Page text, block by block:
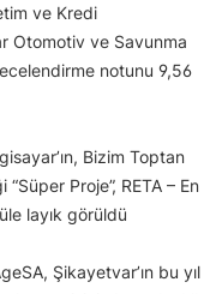
ve Kredi
Otomotiv ve Savunma
notunu 9,56
Bizim Toptan
Proje”, RETA – En
layık görüldü
Şikayetvar’ın bu yıl